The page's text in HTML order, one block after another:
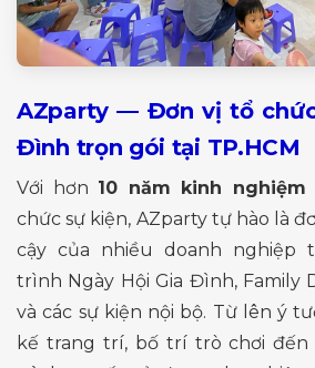
AZparty — Đơn vị tổ
Đình trọn gói tại TP.HCM
Với hơn 10 năm kinh nghiệm
chức sự kiện, AZparty tự hào là
cậy của nhiều doanh nghiệp
trình Ngày Hội Gia Đình, Family
và các sự kiện nội bộ. Từ lên ý
kế trang trí, bố trí trò chơi đến